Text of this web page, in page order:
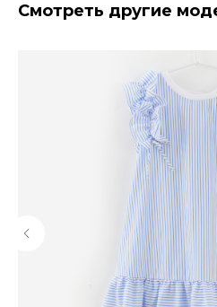
Смотреть другие